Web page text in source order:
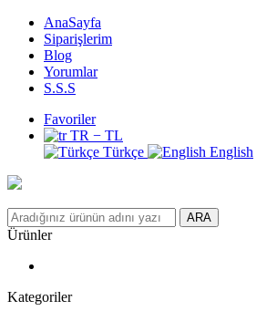
AnaSayfa
Siparişlerim
Blog
Yorumlar
S.S.S
Favoriler
TR − TL
Türkçe
English
ARA
Ürünler
Kategoriler